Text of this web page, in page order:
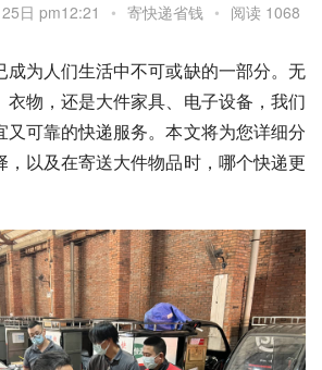
日 pm12:21 • 寄快递省钱 • 阅读 1068
成为人们生活中不可或缺的一部分。无
衣物，还是大件家具、电子设备，我们
又可靠的快递服务。本文将为您详细分
，以及在寄送大件物品时，哪个快递更